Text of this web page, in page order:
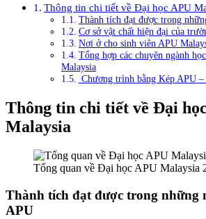
Thông tin chi tiết về Đại học APU
Thành tích đạt được trong
Cơ sở vật chất hiện đại của
Nơi ở cho sinh viên APU
Tổng hợp các chuyên ngành
Malaysia
Chương trình bằng Kép APU
Thông tin chi tiết về Đại
Malaysia
Tổng quan về Đại học APU Malaysia
Thành tích đạt được trong những
APU